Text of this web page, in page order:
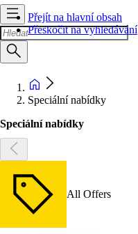
Přejít na hlavní obsah
Přeskočit na vyhledávání
Speciální nabídky
Speciální nabídky
All Offers